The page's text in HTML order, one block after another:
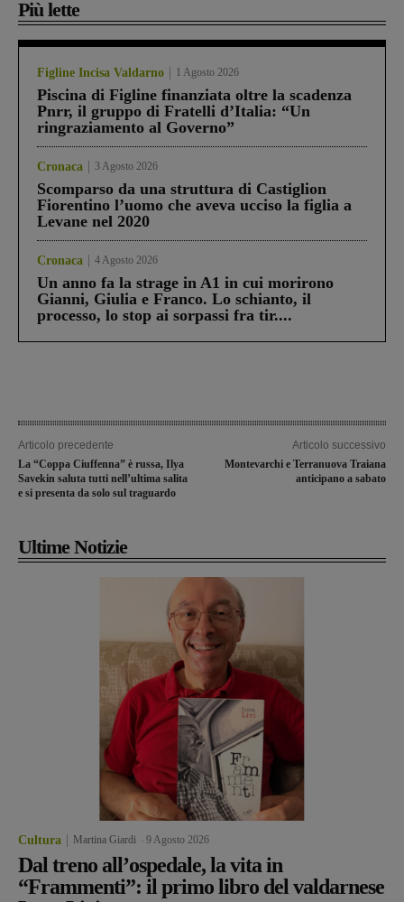
Più lette
Figline Incisa Valdarno 1 Agosto 2026
Piscina di Figline finanziata oltre la scadenza
Pnrr, il gruppo di Fratelli d’Italia: “Un
ringraziamento al Governo”
Cronaca 3 Agosto 2026
Scomparso da una struttura di Castiglion
Fiorentino l’uomo che aveva ucciso la figlia a
Levane nel 2020
Cronaca 4 Agosto 2026
Un anno fa la strage in A1 in cui morirono
Gianni, Giulia e Franco. Lo schianto, il
processo, lo stop ai sorpassi fra tir....
Articolo precedente
La “Coppa Ciuffenna” è russa, Ilya
Savekin saluta tutti nell’ultima salita
e si presenta da solo sul traguardo
Articolo successivo
Montevarchi e Terranuova Traiana
anticipano a sabato
Ultime Notizie
Cultura Martina Giardi 9 Agosto 2026
Dal treno all’ospedale, la vita in
“Frammenti”: il primo libro del valdarnese